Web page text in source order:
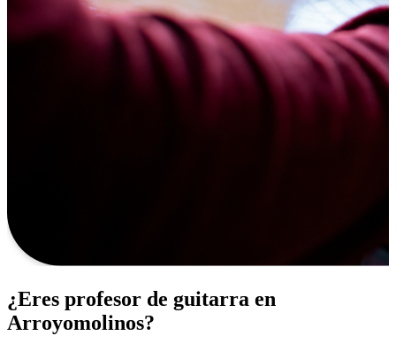
¿Eres profesor de guitarra en
Arroyomolinos?